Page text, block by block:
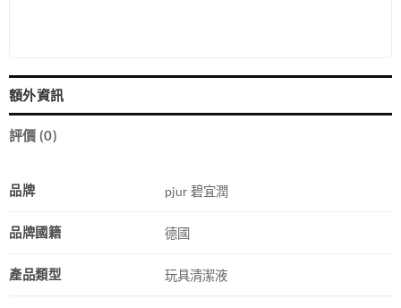
額外資訊
評價 (0)
品牌 pjur 碧宜潤
品牌國籍 德國
產品類型 玩具清潔液